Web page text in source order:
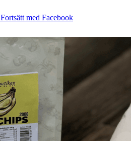
Fortsätt med Facebook